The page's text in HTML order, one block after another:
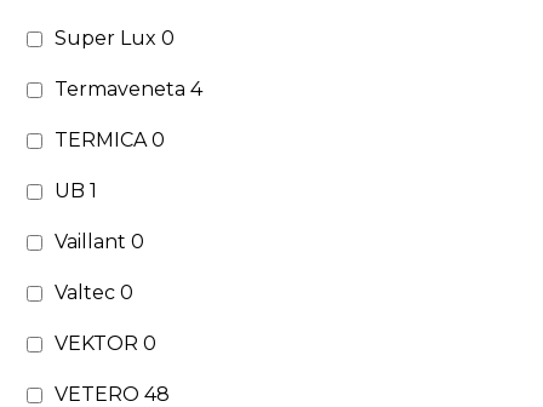
Super Lux0
Termaveneta4
TERMICA0
UB1
Vaillant0
Valtec0
VEKTOR0
VETERO48